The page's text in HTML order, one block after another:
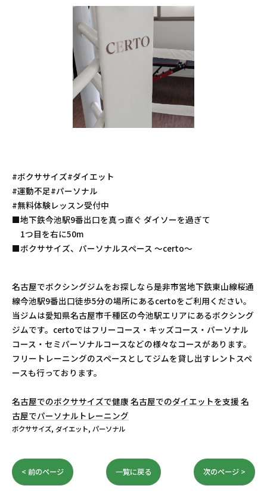
#ボクササイズ#ダイエット
#運動不足#パーソナル
#無料体験レッスン受付中
■地下鉄今池駅9番出口を真っ直ぐ ダイソーを過ぎて
1つ目を右に50m
■ボクササイズ、パーソナルスペース 〜certo〜
名古屋でボクシングジムをお探しなら是非市営地下鉄東山線桜通
線今池駅9番出口徒歩5分の場所にあるcertoをご利用ください。
当ジムは愛知県名古屋市千種区の今池駅エリアにあるボクシング
ジムです。certoではフリーコース・キッズコース・パーソナル
コース・セミパーソナルコースなどの様々なコースがあります。
フリートレーニングのスペースとしてジムを貸し出すレントスペ
ースも行っております。
名古屋でのボクササイズで健康名古屋でのダイエットを支援 名
古屋でパーソナルトレーニング
ボクササイズ ダイエット パーソナル
< 前のページ 一覧に戻る 次のページ >